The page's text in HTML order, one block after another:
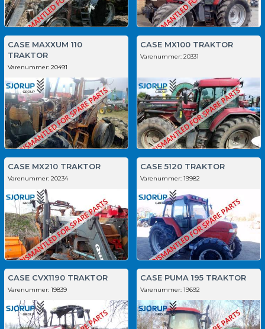
CASE MAXXUM 110
TRAKTOR
Varenummer: 20491
CASE MX100 TRAKTOR
Varenummer: 20331
CASE MX210 TRAKTOR
Varenummer: 20234
CASE 5120 TRAKTOR
Varenummer: 19982
CASE CVX1190 TRAKTOR
Varenummer: 19839
CASE PUMA 195 TRAKTOR
Varenummer: 19692